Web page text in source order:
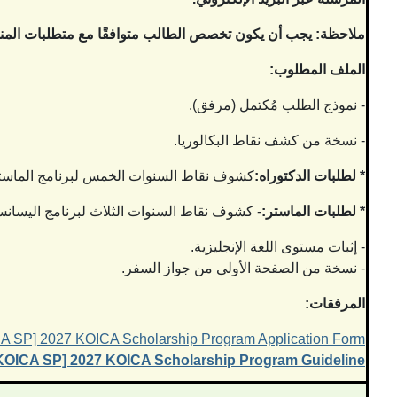
ملاحظة: يجب أن يكون تخصص الطالب متوافقًا مع متطلبات
الملف المطلوب:
- نموذج الطلب مُكتمل (مرفق).
- نسخة من كشف نقاط البكالوريا.
* لطلبات الدكتوراه:كشوف نقاط السنوات الخمس لبرنامج
* لطلبات الماستر:- كشوف نقاط السنوات الثلاث لبرنامج
- إثبات مستوى اللغة الإنجليزية.
- نسخة من الصفحة الأولى من جواز السفر.
المرفقات:
SP] 2027 KOICA Scholarship Program Application Form
SP] 2027 KOICA Scholarship Program Guideline